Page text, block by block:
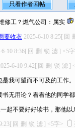
只看作者回帖
修工？燃气公司：属实
要收衣 2025-6-10 8:25[ 回
6-10 8:36[ 回 删 锁 滤 ] <5
6-10 9:42 [ 回 删 锁 滤 ]
我可望而不可及的工作。
无用论？看看他的同学
起不要好好读书，那他
[ 回 删 锁 滤 ] <5字>